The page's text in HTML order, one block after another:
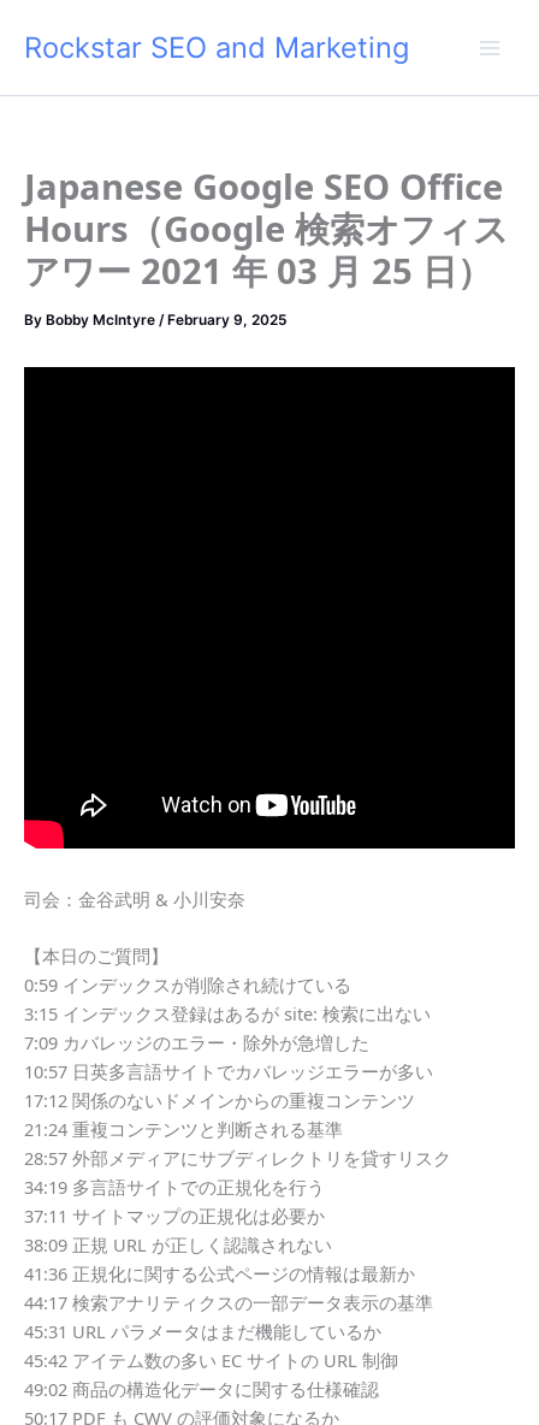
Rockstar SEO and Marketing
Japanese Google SEO Office
Hours（Google 検索オフィス
アワー 2021 年 03 月 25 日）
By Bobby McIntyre / February 9, 2025
司会：金谷武明 & 小川安奈
【本日のご質問】
0:59 インデックスが削除され続けている
3:15 インデックス登録はあるが site: 検索に出ない
7:09 カバレッジのエラー・除外が急増した
10:57 日英多言語サイトでカバレッジエラーが多い
17:12 関係のないドメインからの重複コンテンツ
21:24 重複コンテンツと判断される基準
28:57 外部メディアにサブディレクトリを貸すリスク
34:19 多言語サイトでの正規化を行う
37:11 サイトマップの正規化は必要か
38:09 正規 URL が正しく認識されない
41:36 正規化に関する公式ページの情報は最新か
44:17 検索アナリティクスの一部データ表示の基準
45:31 URL パラメータはまだ機能しているか
45:42 アイテム数の多い EC サイトの URL 制御
49:02 商品の構造化データに関する仕様確認
50:17 PDF も CWV の評価対象になるか